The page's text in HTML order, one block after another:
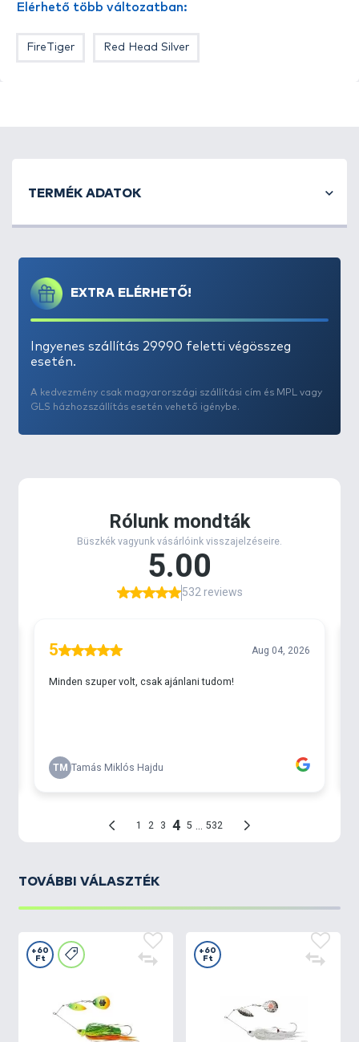
horgászatához ajánlott.
Elérhető több változatban:
FireTiger Red Head Silver
EXTRA ELÉRHETŐ!
Ingyenes szállítás 29990 feletti végösszeg
esetén.
A kedvezmény csak magyarországi szállítási cím és MPL vagy
GLS házhozszállítás esetén vehető igénybe.
TOVÁBBI VÁLASZTÉK
+60
Ft
+60
Ft
TERMÉK ADATOK